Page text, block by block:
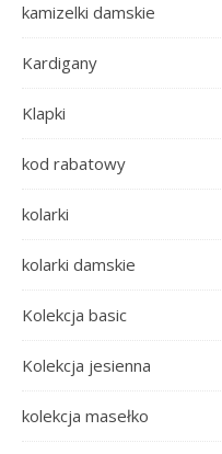
kamizelki damskie
Kardigany
Klapki
kod rabatowy
kolarki
kolarki damskie
Kolekcja basic
Kolekcja jesienna
kolekcja masełko